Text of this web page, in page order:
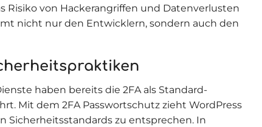
Risiko von Hackerangriffen und Datenverlusten
nicht nur den Entwicklern, sondern auch den
haben bereits die 2FA als Standard-
Mit dem 2FA Passwortschutz zieht WordPress
Sicherheitsstandards zu entsprechen. In